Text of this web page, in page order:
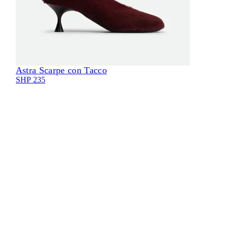
Astra Scarpe con Tacco
SHP 235